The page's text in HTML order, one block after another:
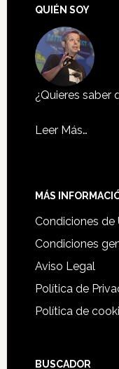
QUIÉN SOY
¿Quieres saber
Leer Más…
MÁS
Condiciones de
Condiciones
Aviso Legal
Política de
Política de
BUSCADOR